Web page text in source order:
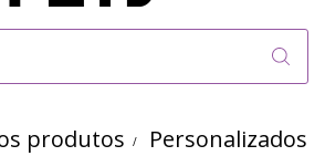
produtos
Personalizados